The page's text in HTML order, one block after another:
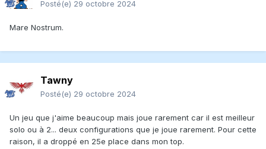
Posté(e) 29 octobre 2024
Mare Nostrum.
Tawny
Posté(e) 29 octobre 2024
Un jeu que j'aime beaucoup mais joue rarement car il est meilleur
solo ou à 2... deux configurations que je joue rarement. Pour cette
raison, il a droppé en 25e place dans mon top.